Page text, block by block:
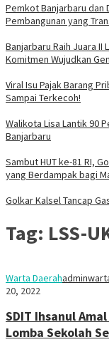
Pemkot Banjarbaru dan
Pembangunan yang
Banjarbaru Raih Juara II
Komitmen Wujudkan
Viral Isu Pajak Barang
Sampai Terkecoh!
Walikota Lisa Lantik 90
Banjarbaru
Sambut HUT ke-81 RI,
yang Berdampak bagi
Golkar Kalsel Tancap
Tag: LSS-
Warta Daerah
20, 2022
SDIT Ihsanul
Lomba Sekolah